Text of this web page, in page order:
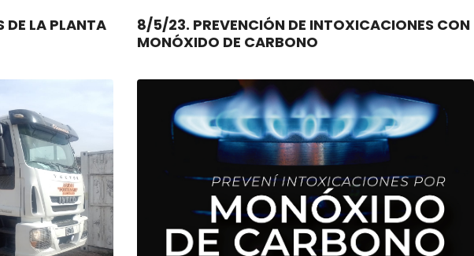
8/5/23. PREVENCIÓN DE INTOXICACIONES CON
MONÓXIDO DE CARBONO